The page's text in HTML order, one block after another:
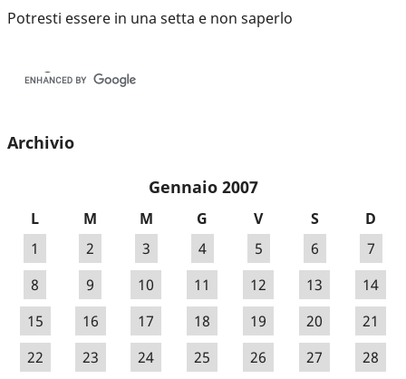
Potresti essere in una setta e non saperlo
Archivio
Gennaio 2007
L M M G V S
D
1
2 3 4 5 6
7
8
9 10 11 12 13
14
15
16 17 18 19 20
21
22
23 24 25 26 27
28